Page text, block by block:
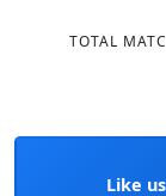
TOTAL
Like us